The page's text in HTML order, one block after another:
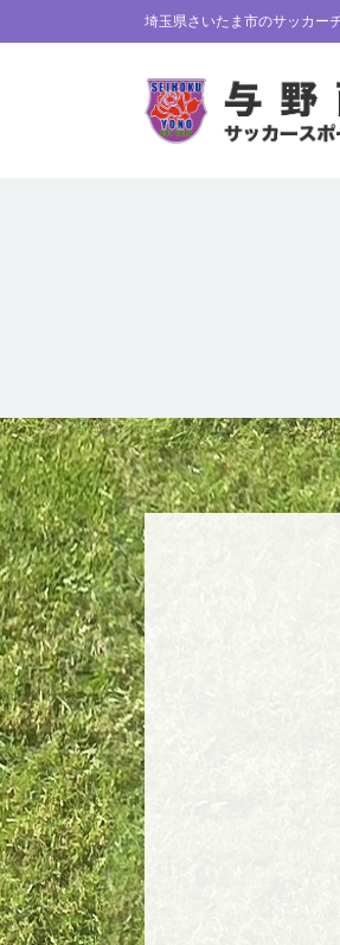
埼玉県さいたま市のサッカー